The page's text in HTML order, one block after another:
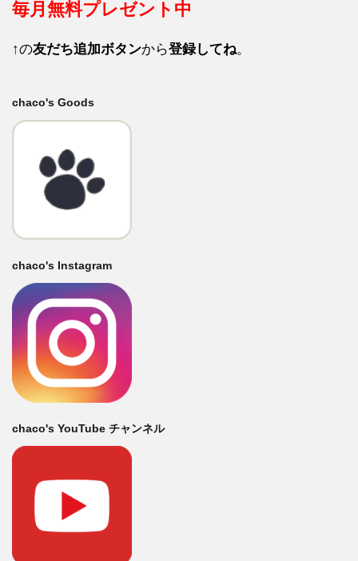
毎月 無料プレゼント中
↑の友だち追加ボタンから登録してね。
chaco's Goods
chaco's Instagram
chaco's YouTube チャンネル